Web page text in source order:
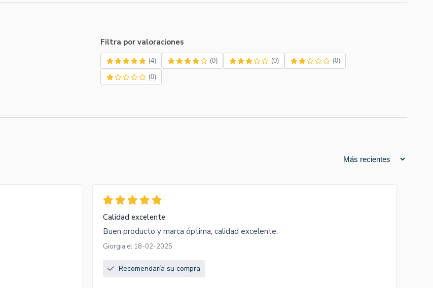
Filtra por valoraciones
(4) (0) (0) (0)
(0)
Calidad excelente
Buen producto y marca óptima, calidad excelente.
Giorgia el 18-02-2025
Recomendaría su compra